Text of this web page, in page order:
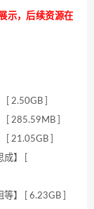
示，后续资源在
2.50GB ]
285.59MB ]
21.05GB ]
】 [
】 [ 6.23GB ]